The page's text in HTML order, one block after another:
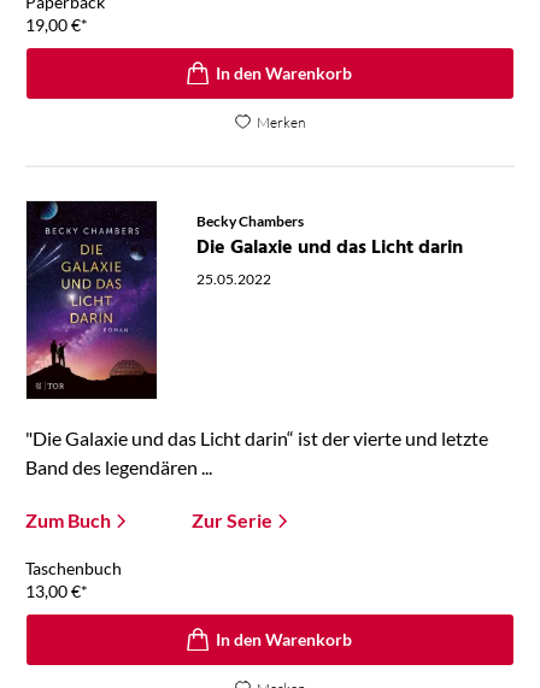
19,00€*
In den Warenkorb
Merken
Becky Chambers
Die Galaxie und das Licht darin
25.05.2022
"Die Galaxie und das Licht darin“ ist der vierte und letzte
Band des legendären ...
Zum Buch Zur Serie
Taschenbuch
13,00€*
In den Warenkorb